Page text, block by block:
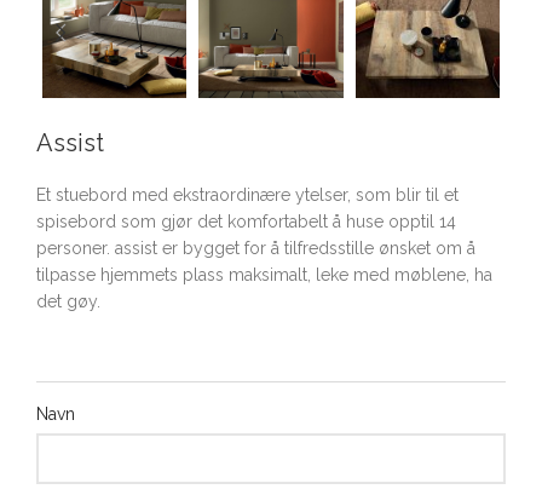
Assist
Et stuebord med ekstraordinære ytelser, som blir til et
spisebord som gjør det komfortabelt å huse opptil 14
personer. assist er bygget for å tilfredsstille ønsket om å
tilpasse hjemmets plass maksimalt, leke med møblene, ha
det gøy.
Navn